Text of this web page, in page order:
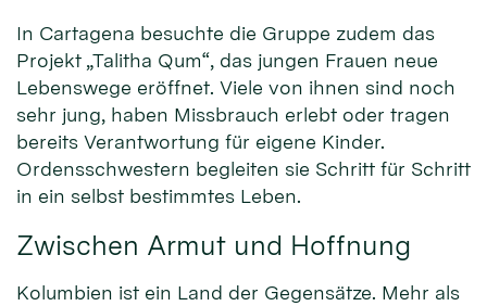
In Cartagena besuchte die Gruppe zudem das
Projekt „Talitha Qum“, das jungen Frauen neue
Lebenswege eröffnet. Viele von ihnen sind noch
sehr jung, haben Missbrauch erlebt oder tragen
bereits Verantwortung für eigene Kinder.
Ordensschwestern begleiten sie Schritt für Schritt
in ein selbst bestimmtes Leben.
Zwischen Armut und Hoffnung
Kolumbien ist ein Land der Gegensätze. Mehr als